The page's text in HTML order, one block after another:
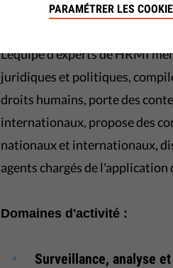
et s'efforce de garantir que
L'équipe d'experts de HRMI
juridiques et politiques,
droits humains, porte des
internationaux, propose des
nationaux et internationaux,
agents chargés de
Domaines d'activité :
Surveillance, analyse
PARAMÉTRER LES